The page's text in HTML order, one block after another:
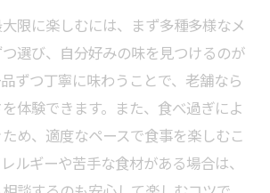
限に楽しむには、まず多種多様なメ
選び、自分好みの味を見つけるのが
ずつ丁寧に味わうことで、老舗なら
体験できます。また、食べ過ぎによ
め、適度なペースで食事を楽しむこ
ルギーや苦手な食材がある場合は、